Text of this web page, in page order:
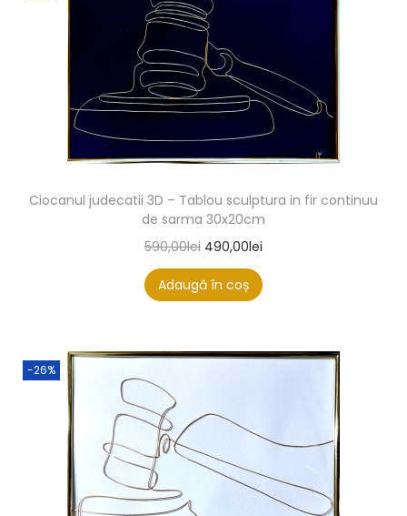
Ciocanul judecatii 3D – Tablou sculptura in fir continuu
de sarma 30x20cm
590,00lei 490,00lei
Adaugă în coș
-26%